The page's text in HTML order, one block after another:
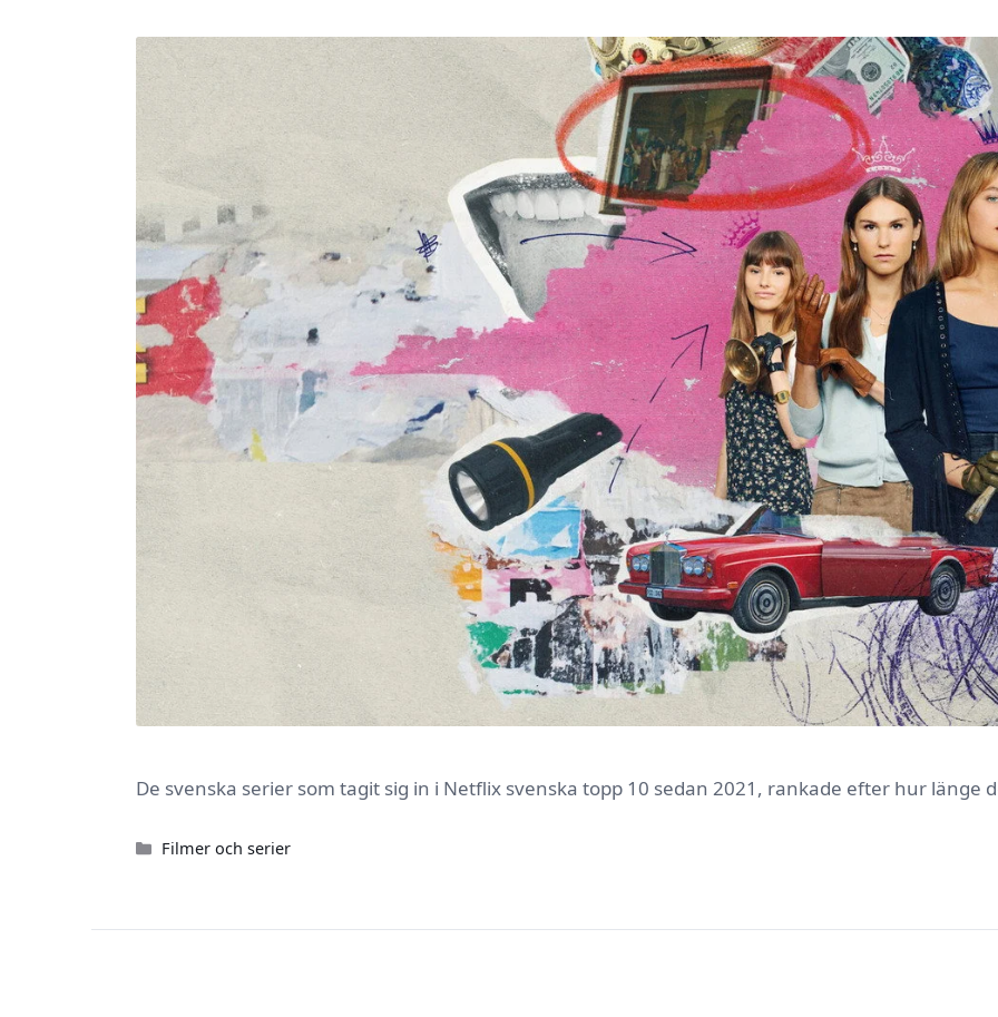
De svenska serier som tagit sig in i Netflix svenska topp 10 sedan 2021, rankade efter hur länge
Kategorier
Filmer och serier